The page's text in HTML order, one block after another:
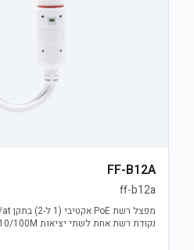
FF-B12A
ff-b12a